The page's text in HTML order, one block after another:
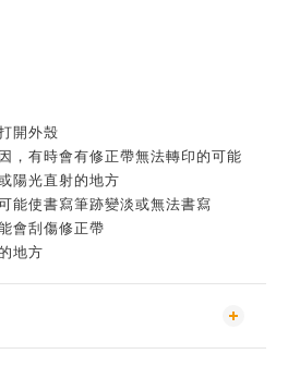
開外殼
，有時會有修正帶無法轉印的可能
陽光直射的地方
能使書寫筆跡變淡或無法書寫
會刮傷修正帶
地方